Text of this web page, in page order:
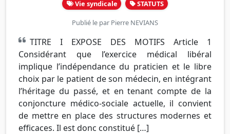
Vie syndicale STATUTS
Publié le par Pierre NEVIANS
TITRE I EXPOSE DES MOTIFS Article 1
Considérant que l’exercice médical libéral
implique l’indépendance du praticien et le libre
choix par le patient de son médecin, en intégrant
l’héritage du passé, et en tenant compte de la
conjoncture médico-sociale actuelle, il convient
de mettre en place des structures modernes et
efficaces. Il est donc constitué […]